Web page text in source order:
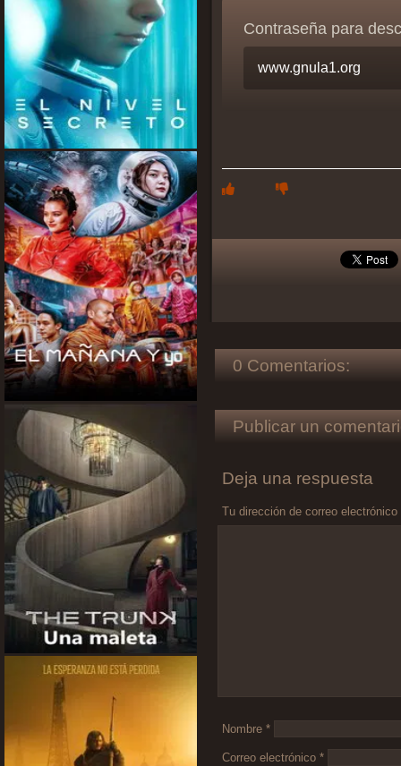
Contraseña para
0 Comentarios:
Publicar un
Deja una respuesta
Tu dirección de correo
Nombre *
Correo electrónico *